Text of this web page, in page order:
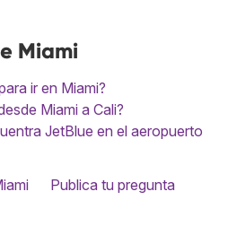
Miami
ir en Miami?
Miami a Cali?
JetBlue en el aeropuerto
Publica tu pregunta